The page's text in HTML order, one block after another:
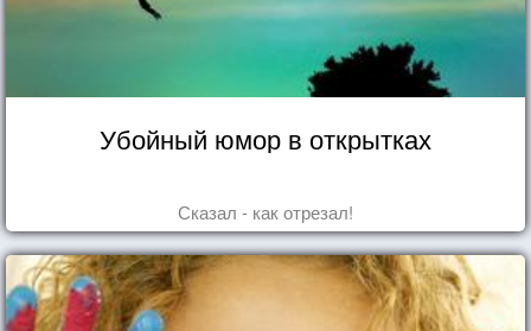
Убойный юмор в открытках
Сказал - как отрезал!